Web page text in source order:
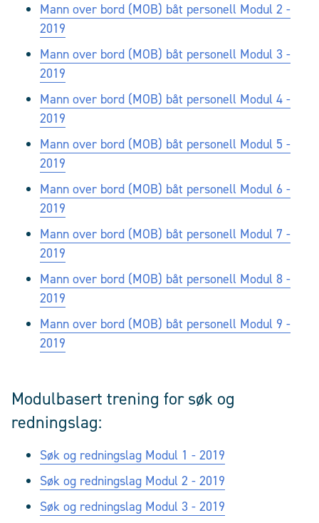
Mann over bord (MOB) båt personell Modul 2 -
2019
Mann over bord (MOB) båt personell Modul 3 -
2019
Mann over bord (MOB) båt personell Modul 4 -
2019
Mann over bord (MOB) båt personell Modul 5 -
2019
Mann over bord (MOB) båt personell Modul 6 -
2019
Mann over bord (MOB) båt personell Modul 7 -
2019
Mann over bord (MOB) båt personell Modul 8 -
2019
Mann over bord (MOB) båt personell Modul 9 -
2019
Modulbasert trening for søk og
redningslag:
Søk og redningslag Modul 1 - 2019
Søk og redningslag Modul 2 - 2019
Søk og redningslag Modul 3 - 2019